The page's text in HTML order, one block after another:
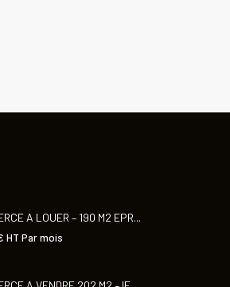
A LOUER – 190 M2 EPR...
HT Par mois